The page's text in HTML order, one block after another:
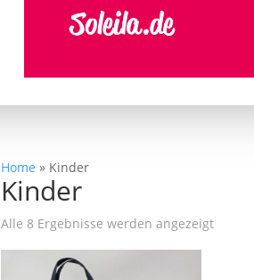
Home » Kinder
Kinder
Alle 8 Ergebnisse werden angezeigt